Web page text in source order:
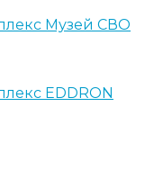
Музей СВО
EDDRON